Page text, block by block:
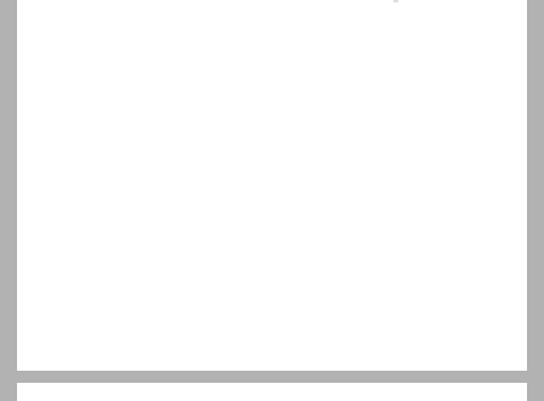
מבוא ... 13